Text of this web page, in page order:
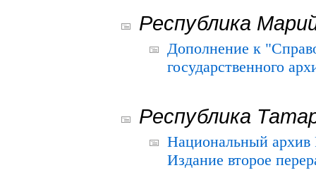
Республика
Дополнение к
государственного
Республика
Национальный архив
Издание второе